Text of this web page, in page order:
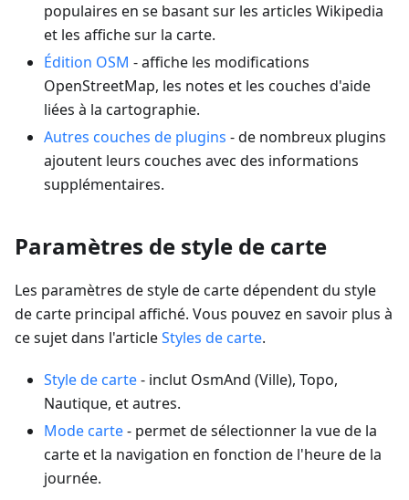
populaires en se basant sur les articles Wikipedia
et les affiche sur la carte.
Édition OSM - affiche les modifications
OpenStreetMap, les notes et les couches d'aide
liées à la cartographie.
Autres couches de plugins - de nombreux plugins
ajoutent leurs couches avec des informations
supplémentaires.
Paramètres de style de carte
Les paramètres de style de carte dépendent du style
de carte principal affiché. Vous pouvez en savoir plus à
ce sujet dans l'articleStyles de carte.
Style de carte- inclut OsmAnd (Ville), Topo,
Nautique, et autres.
Mode carte- permet de sélectionner la vue de la
carte et la navigation en fonction de l'heure de la
journée.